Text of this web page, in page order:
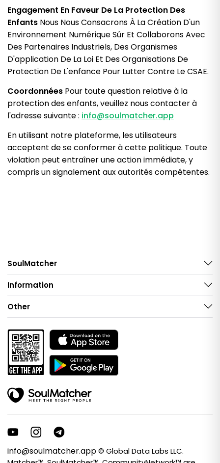
Engagement En Faveur De La Protection Des
Enfants Nous Nous Consacrons À La Création D'un
Environnement Numérique Sûr Et Collaborons Avec
Des Partenaires Industriels, Des Organismes
D'application De La Loi Et Des Organisations De
Protection De L'enfance Pour Lutter Contre Le CSAE.
Coordonnées Pour toute question relative à la
protection des enfants, veuillez nous contacter à
l'adresse suivante : info@soulmatcher.app
En utilisant notre plateforme, les utilisateurs
acceptent de se conformer à cette politique. Toute
violation peut entraîner une action immédiate, y
compris un signalement aux autorités compétentes.
SoulMatcher
Information
Other
info@soulmatcher.app© Global Data Labs LLC.